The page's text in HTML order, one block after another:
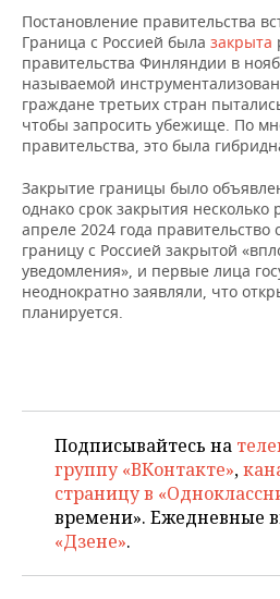
КИБЕРСПОРТ
ФИГУРНОЕ КАТАНИЕ
ВОДНЫЕ ВИДЫ СПОРТА
КУЛЬТУРА
МЕДИЦИНА
ОБРАЗОВАНИЕ
СПИСОК КОМПАНИЙ
Постановление правительства
Граница с Россией была закрыта
правительства Финляндии в
называемой
граждане третьих стран
чтобы запросить убежище. По
правительства, это была
Закрытие границы было
однако срок закрытия несколько
апреле 2024 года правительство
границу с Россией закрытой
уведомления», и первые лица
неоднократно заявляли, что
планируется.
Подписывайтесь на
группу «ВКонтакте»,
страницу в
времени». Ежедневные
«Дзене».